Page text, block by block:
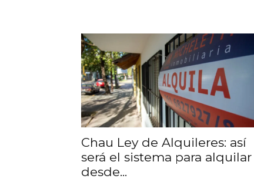
Chau Ley de Alquileres: así
será el sistema para alquilar
desde...